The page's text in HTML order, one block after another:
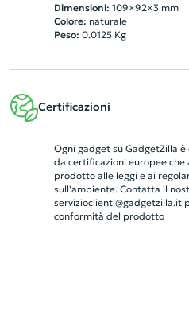
Dimensioni: 109×92×3 mm
Colore: naturale
Peso: 0.0125Kg
Certificazioni
Ogni gadget su GadgetZilla
da certificazioni europee
prodotto alle leggi e ai
sull'ambiente. Contatta il
servizioclienti@gadgetzilla.it
conformità del prodotto